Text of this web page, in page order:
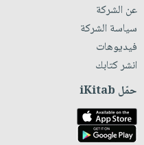
عن الشركة
سياسة الشركة
فيديوهات
انشر كتابك
حمّل iKitab